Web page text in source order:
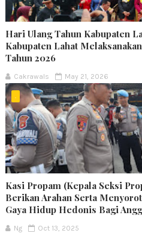
Hari Ulang Tahun Kabupaten
Kabupaten Lahat
Tahun 2026
Cakrawals May 21, 2026
.
Kasi Propam (Kepala Seksi
Berikan Arahan Serta
Gaya Hidup Hedonis Bagi
Ng Oct 13, 2025